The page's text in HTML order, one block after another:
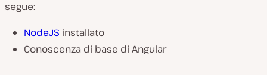
segue:
NodeJS installato
Conoscenza di base di Angular